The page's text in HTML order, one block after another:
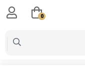
0